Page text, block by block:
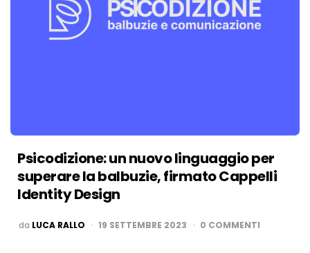
Psicodizione: un nuovo linguaggio per
superare la balbuzie, firmato Cappelli
Identity Design
PUBBLICATO
da LUCA RALLO 19 SETTEMBRE 2023 0 COMMENTI